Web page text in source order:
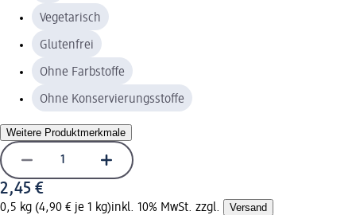
Vegetarisch
Glutenfrei
Ohne Farbstoffe
Ohne Konservierungsstoffe
Weitere Produktmerkmale
2,45 €
0,5 kg (4,90 € je 1 kg)inkl. 10% MwSt. zzgl. Versand